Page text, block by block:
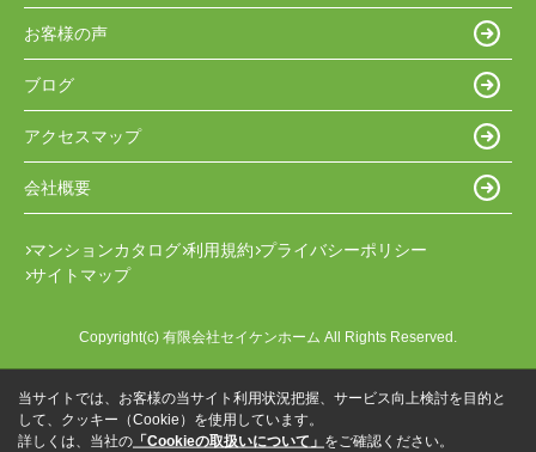
お客様の声
ブログ
アクセスマップ
会社概要
マンションカタログ 利用規約 プライバシーポリシー
サイトマップ
Copyright(c) 有限会社セイケンホーム All Rights Reserved.
当サイトでは、お客様の当サイト利用状況把握、サービス向上検討を目的と
して、クッキー（Cookie）を使用しています。
詳しくは、当社の 「Cookieの取扱いについて」 をご確認ください。